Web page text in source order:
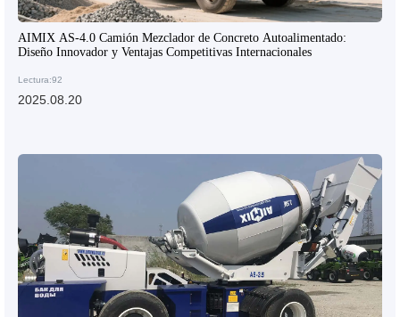
AIMIX AS-4.0 Camión Mezclador de Concreto Autoalimentado:
Diseño Innovador y Ventajas Competitivas Internacionales
Lectura:92
2025.08.20